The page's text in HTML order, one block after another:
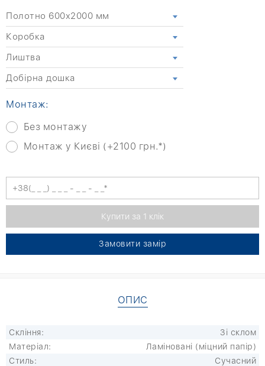
Полотно 600x2000 мм
Коробка
Лиштва
Добірна дошка
Монтаж:
Без монтажу
Монтаж у Києві (+2100 грн.*)
Замовити замір
ОПИС
Скління:
Зі склом
Матеріал:
Ламіновані (міцний папір)
Стиль:
Сучасний